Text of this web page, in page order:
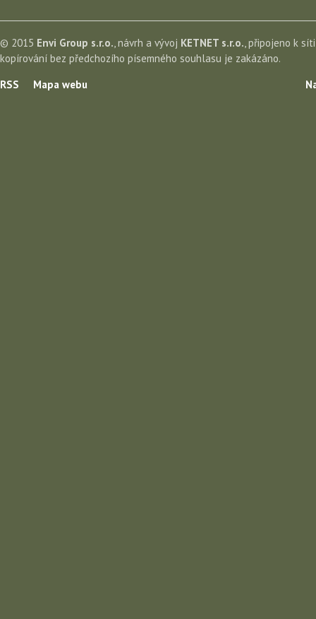
© 2015 Envi Group s.r.o., návrh a vývoj KETNET s.r.o., připojeno k
kopírování bez předchozího písemného souhlasu je zakázáno.
RSS
Mapa webu